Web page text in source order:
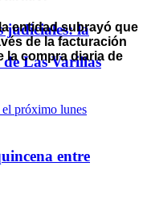
judiciales: la
Las Varillas
entre
entidad subrayó que
de la facturación
la compra diaria de